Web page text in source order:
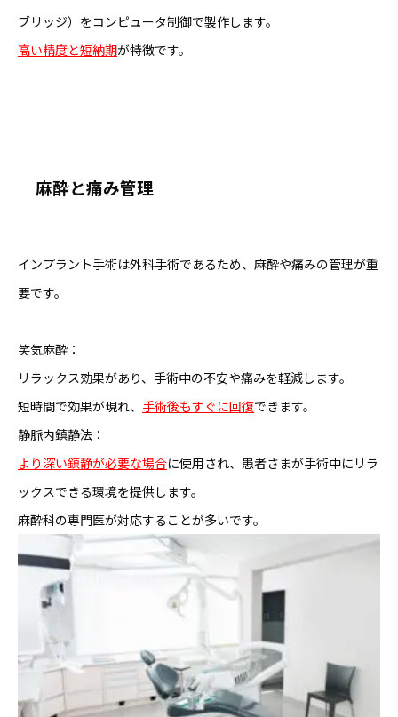
ブリッジ）をコンピュータ制御で製作します。
高い精度と短納期が特徴です。
麻酔と痛み管理
インプラント手術は外科手術であるため、麻酔や痛みの管理が重
要です。
笑気麻酔：
リラックス効果があり、手術中の不安や痛みを軽減します。
短時間で効果が現れ、 手術後もすぐに回復できます。
静脈内鎮静法：
より深い鎮静が必要な場合に使用され、患者さまが手術中にリラ
ックスできる環境を提供します。
麻酔科の専門医が対応することが多いです。